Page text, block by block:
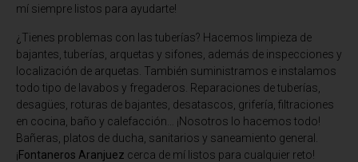
mí siempre listos para ayudarte!
¿Tienes problemas con las tuberías? Hacemos limpieza de
bajantes, tuberías, arquetas y sifones, además de inspecciones y
localización de arquetas. También suministramos e instalamos
todo tipo de lavabos y fregaderos. Reparaciones de tuberías,
desagües, roturas de bajantes, desatascos, grifería, filtraciones
en cocina, baño y calefacción… ¡Nosotros lo hacemos todo!
Bañeras, platos de ducha, sanitarios y saneamiento general.
¡Fontaneros Aranjuez cerca de mí listos para cualquier reto!